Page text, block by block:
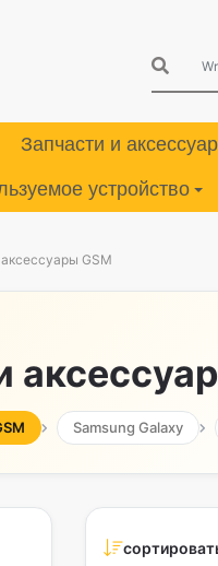
Запчасти и
устройство
GSM
Samsung Galaxy